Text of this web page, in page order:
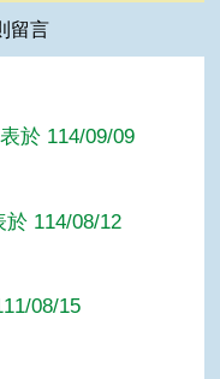
留言
於 114/09/09
114/08/12
08/15